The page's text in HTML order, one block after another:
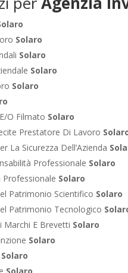
Solaro
Solaro
Solaro
Solaro
O Filmato Solaro
Prestatore Di Lavoro
La Sicurezza Dell’Azienda
Professionale Solaro
Professionale Solaro
Patrimonio Scientifico Solaro
Patrimonio Tecnologico
Marchi E Brevetti Solaro
Solaro
Solaro